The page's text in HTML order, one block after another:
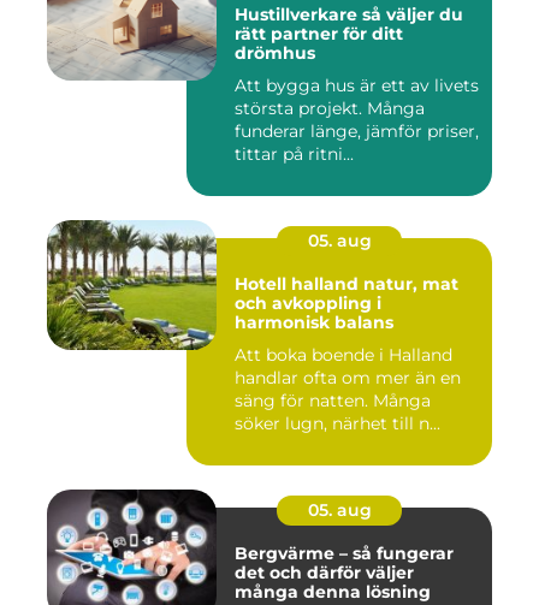
Hustillverkare så väljer du
rätt partner för ditt
drömhus
Att bygga hus är ett av livets
största projekt. Många
funderar länge, jämför priser,
tittar på ritni...
05. aug
Hotell halland natur, mat
och avkoppling i
harmonisk balans
Att boka boende i Halland
handlar ofta om mer än en
säng för natten. Många
söker lugn, närhet till n...
05. aug
Bergvärme – så fungerar
det och därför väljer
många denna lösning